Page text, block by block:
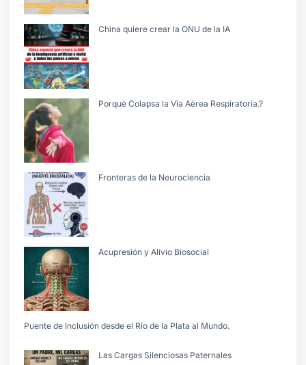
China quiere crear la ONU de la IA
Porquè Colapsa la Vìa Aèrea Respiratoria.?
Fronteras de la Neurociencia
Acupresión y Alivio Biosocial
Puente de Inclusión desde el Río de la Plata al Mundo.
Las Cargas Silenciosas Paternales